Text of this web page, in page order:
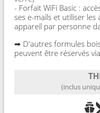
- Forfait WiFi Basic :
ses e-mails et utiliser les
appareil par personne
➡ D'autres formules
peuvent être réservés
(inclus